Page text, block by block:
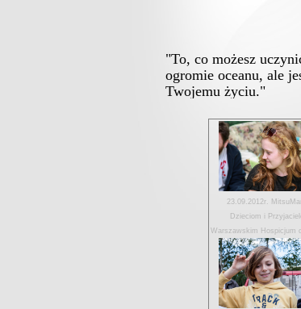
"To, co możesz
ogromie oceanu, ale
Twojemu życiu."
23.09.2012r.
Dzieciom i
Warszawskim Hospicjum